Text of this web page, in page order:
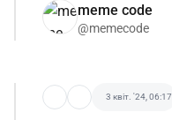
meme code
@memecode
3 квіт. '24, 06:17